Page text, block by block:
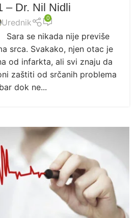
– Dr. Nil Nidli
Urednik 0
se nikada nije previše
srca. Svakako, njen otac je
od infarkta, ali svi znaju da
zaštiti od srčanih problema
bar dok ne...